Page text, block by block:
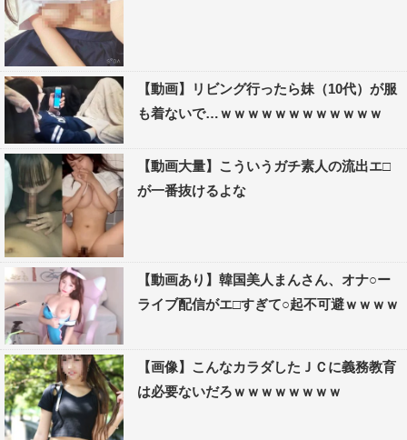
【動画】リビング行ったら妹（10代）が服
も着ないで…ｗｗｗｗｗｗｗｗｗｗｗｗ
【動画大量】こういうガチ素人の流出エ□
が一番抜けるよな
【動画あり】韓国美人まんさん、オナ○ー
ライブ配信がエ□すぎて○起不可避ｗｗｗｗ
【画像】こんなカラダしたＪＣに義務教育
は必要ないだろｗｗｗｗｗｗｗｗ